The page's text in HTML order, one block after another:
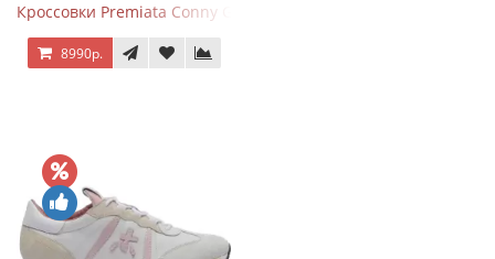
Кроссовки Premiata Conny Gray Brown
8990р.